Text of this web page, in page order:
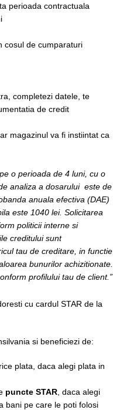
perioada contractuala
cosul de cumparaturi
completezi datele, te
de credit
magazinul va fi instiintat ca
o perioada de 4 luni, cu o
analiza a dosarului este de
anuala efectiva (DAE)
este 1040 lei. Solicitarea
politicii interne si
creditului sunt
tau de creditare, in functie
bunurilor achizitionate.
profilului tau de client.”
cu cardul STAR de la
si beneficiezi de:
plata, daca alegi plata in
puncte STAR , daca alegi
bani pe care le poti folosi